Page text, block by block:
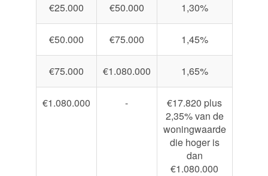
€25.000 €50.000 1,30%
€50.000 €75.000 1,45%
€75.000 €1.080.000 1,65%
€1.080.000 -
€17.820 plus
2,35% van de
woningwaarde
die hoger is
dan
€1.080.000